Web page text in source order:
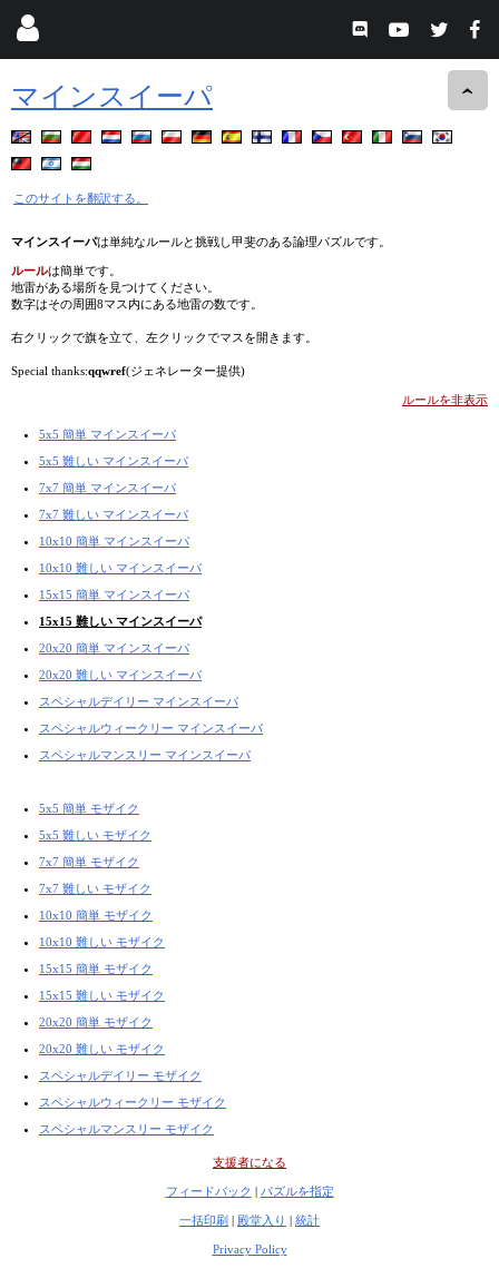
マインスイーパ
このサイトを翻訳する。
マインスイーパは単純なルールと挑戦し甲斐のある論理パズルです。
ルールは簡単です。
地雷がある場所を見つけてください。
数字はその周囲8マス内にある地雷の数です。
右クリックで旗を立て、左クリックでマスを開きます。
Special thanks:qqwref(ジェネレーター提供)
ルールを非表示
5x5 簡単 マインスイーパ
5x5 難しい マインスイーパ
7x7 簡単 マインスイーパ
7x7 難しい マインスイーパ
10x10 簡単 マインスイーパ
10x10 難しい マインスイーパ
15x15 簡単 マインスイーパ
15x15 難しい マインスイーパ
20x20 簡単 マインスイーパ
20x20 難しい マインスイーパ
スペシャルデイリー マインスイーパ
スペシャルウィークリー マインスイーパ
スペシャルマンスリー マインスイーパ
5x5 簡単 モザイク
5x5 難しい モザイク
7x7 簡単 モザイク
7x7 難しい モザイク
10x10 簡単 モザイク
10x10 難しい モザイク
15x15 簡単 モザイク
15x15 難しい モザイク
20x20 簡単 モザイク
20x20 難しい モザイク
スペシャルデイリー モザイク
スペシャルウィークリー モザイク
スペシャルマンスリー モザイク
支援者になる
フィードバック | パズルを指定
一括印刷 | 殿堂入り | 統計
Privacy Policy